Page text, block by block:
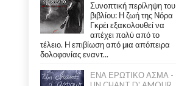
Συνοπτική περίληψη του
βιβλίου: Η ζωή της Νόρα
Γκρέι εξακολουθεί να
απέχει πολύ από το
τέλειο. Η επιβίωση από μια απόπειρα
δολοφονίας εναντ...
ΕΝΑ ΕΡΩΤΙΚΟ ΑΣΜΑ -